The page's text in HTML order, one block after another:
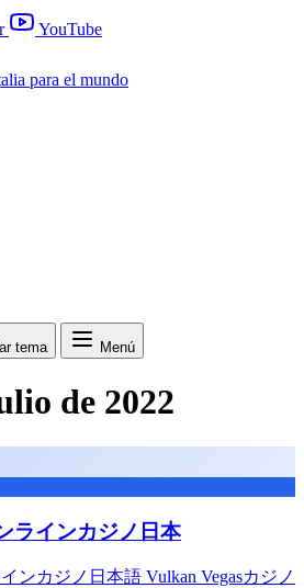
YouTube
para el mundo
tema Menú
de 2022
ラインカジノ日本
ンカジノ日本語 Vulkan Vegasカジノ